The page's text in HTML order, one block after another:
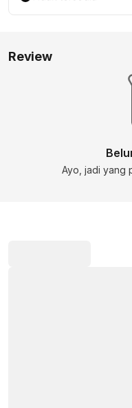
Review
Ayo, jadi yang